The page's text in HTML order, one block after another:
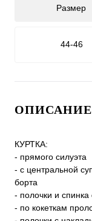
Размер
44-46
ОПИСАНИЕ
КУРТКА:
- прямого силуэта
- с центральной
борта
- полочки и спинка
- по кокеткам